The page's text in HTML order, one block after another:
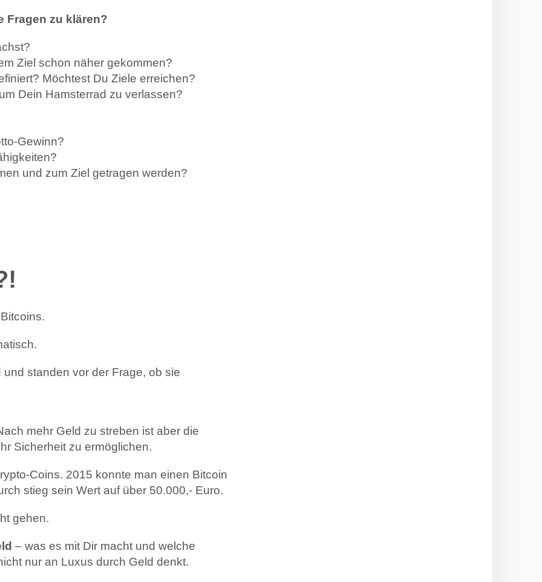
Fragen zu klären?
Ziel schon näher gekommen?
Möchtest Du Ziele erreichen?
Dein Hamsterrad zu verlassen?
Gewinn?
und zum Ziel getragen werden?
standen vor der Frage, ob sie
mehr Geld zu streben ist aber die
Sicherheit zu ermöglichen.
Coins. 2015 konnte man einen Bitcoin
stieg sein Wert auf über 50.000,- Euro.
gehen.
– was es mit Dir macht und welche
nur an Luxus durch Geld denkt.